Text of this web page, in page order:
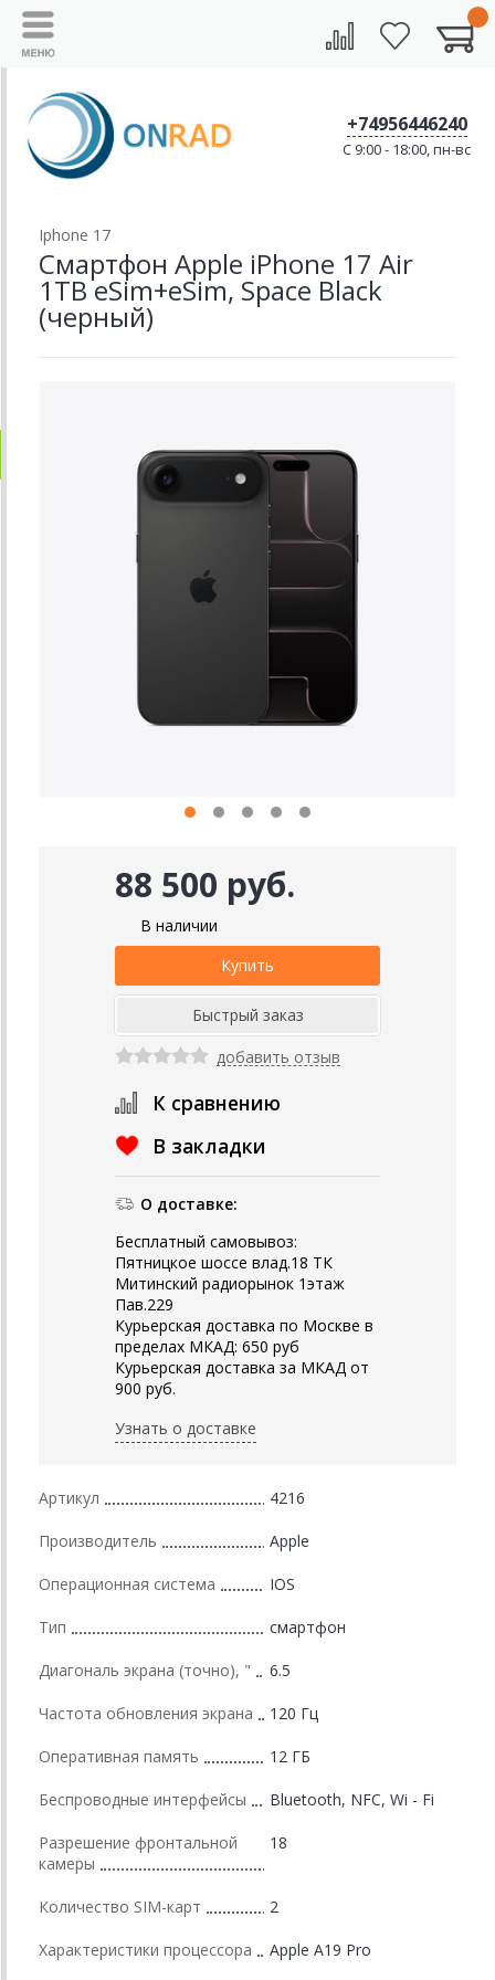
+74956446240
C 9:00 - 18:00, пн-вс
Iphone 17
Смартфон Apple iPhone 17 Air
1TB eSim+eSim, Space Black
(черный)
88 500 руб.
В наличии
добавить отзыв
К сравнению
В закладки
О доставке:
Бесплатный самовывоз:
Пятницкое шоссе влад.18 ТК
Митинский радиорынок 1этаж
Пав.229
Курьерская доставка по Москве в
пределах МКАД: 650 руб
Курьерская доставка за МКАД от
900 руб.
Узнать о доставке
Артикул 4216
Производитель Apple
Операционная система IOS
Тип смартфон
Диагональ экрана (точно), " 6.5
Частота обновления экрана 120 Гц
Оперативная память 12 ГБ
Беспроводные интерфейсы Bluetooth, NFC, Wi - Fi
Разрешение фронтальной
камеры
18
Количество SIM-карт 2
Характеристики процессора Apple A19 Pro